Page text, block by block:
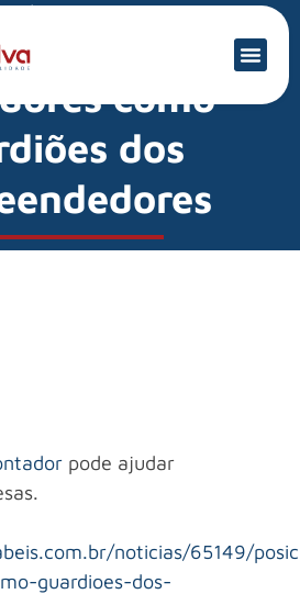
Financeiro
dos
como
dos
pode ajudar
noticias/65149/
guardioes-dos-